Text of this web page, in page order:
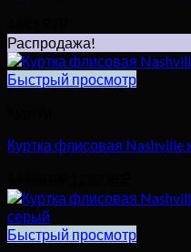
Распродажа!
Быстрый просмотр
Куртка флисовая Nashville
цена
1650,00₽.
цена:
Быстрый просмотр